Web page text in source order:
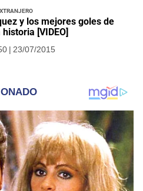
y los mejores goles de
[VIDEO]
| 23/07/2015